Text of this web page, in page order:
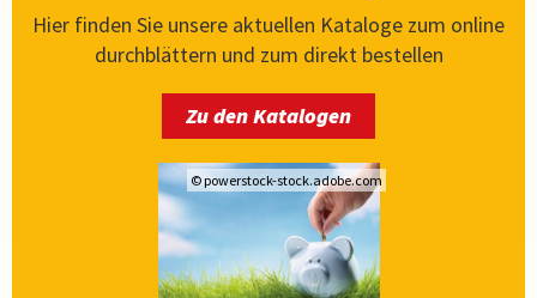
Hier finden Sie unsere aktuellen Kataloge zum online
durchblättern und zum direkt bestellen
Zu den Katalogen
© powerstock-stock.adobe.com